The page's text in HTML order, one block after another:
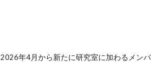
2026年4月から新たに研究室に加わるメン